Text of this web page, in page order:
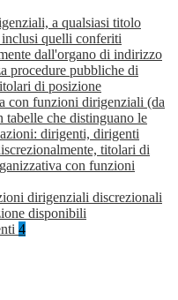
a qualsiasi titolo
quelli conferiti
dall'organo di indirizzo
procedure pubbliche di
di posizione
con funzioni dirigenziali (da
tabelle che distinguano le
dirigenti, dirigenti
titolari di
con funzioni
dirigenziali discrezionali
disponibili
4